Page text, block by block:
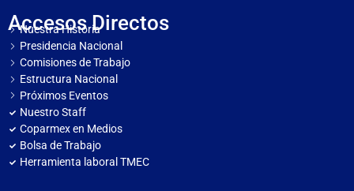
Accesos Directos
Nuestra Historia
Presidencia Nacional
Comisiones de Trabajo
Estructura Nacional
Próximos Eventos
Nuestro Staff
Coparmex en Medios
Bolsa de Trabajo
Herramienta laboral TMEC